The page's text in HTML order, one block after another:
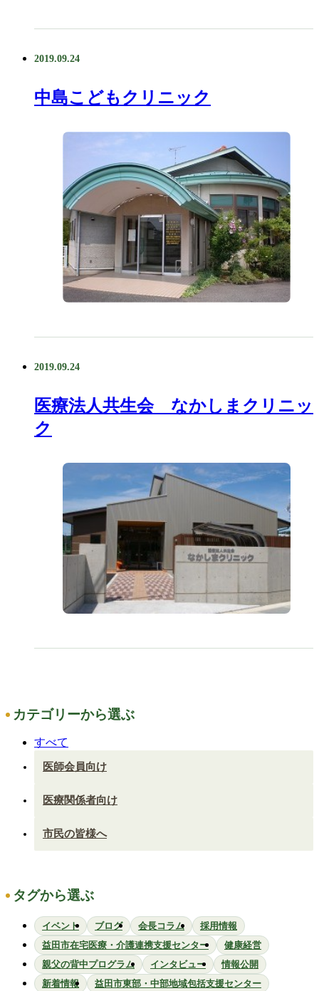
2019.09.24
中島こどもクリニック
2019.09.24
医療法人共生会 なかしまクリニッ
ク
カテゴリーから選ぶ
すべて
医師会員向け
医療関係者向け
市民の皆様へ
タグから選ぶ
イベント ブログ 会長コラム
採用情報
益田市在宅医療・介護連携支援センター
健康経営
親父の背中プログラム
インタビュー
情報公開
新着情報
益田市東部・中部地域包括支援センター